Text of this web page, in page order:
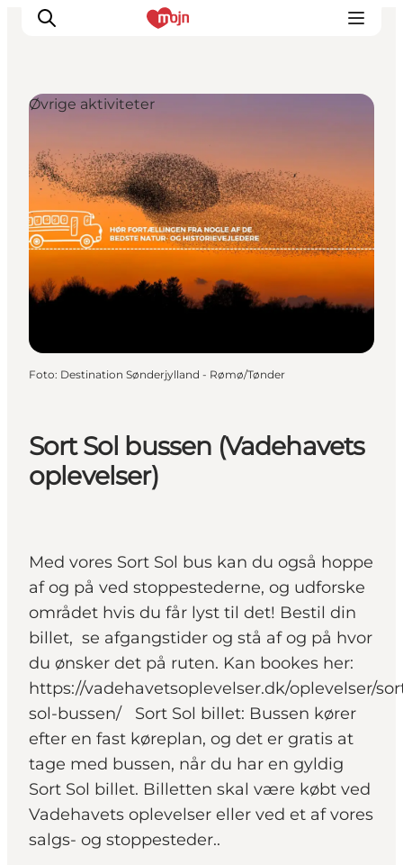
Oplevelser
Byer & Steder
Det sker
Overnatning
Planlæg din ferie
Booking
Sort Sol bussen (Vadehavets
oplevelser)
Med vores Sort Sol bus kan du også hoppe
af og på ved stoppestederne, og udforske
området hvis du får lyst til det! Bestil din
billet, se afgangstider og stå af og på hvor
du ønsker det på ruten. Kan bookes her:
https://vadehavetsoplevelser.dk/oplevelser/
sol-bussen/ Sort Sol billet: Bussen kører
efter en fast køreplan, og det er gratis at
tage med bussen, når du har en gyldig
Sort Sol billet. Billetten skal være købt ved
Vadehavets oplevelser eller ved et af vores
salgs- og stoppesteder..
Øvrige aktiviteter
Foto: Destination Sønderjylland - Rømø/Tønder